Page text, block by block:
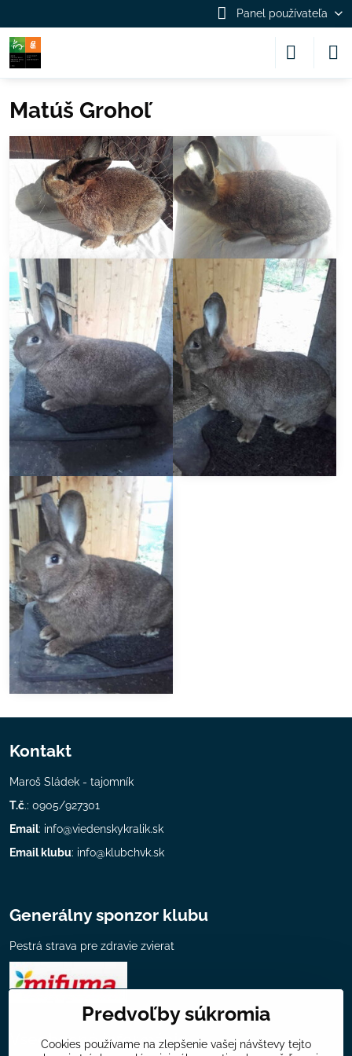
Panel používateľa
Matúš Grohoľ
Kontakt
Maroš Sládek - tajomník
T.č.: 0905/927301
Email: info@viedenskykralik.sk
Email klubu: info@klubchvk.sk
Generálny sponzor klubu
Pestrá strava pre zdravie zvierat
Všeobecné informácie
Predvoľby súkromia
Cookies používame na zlepšenie vašej návštevy tejto